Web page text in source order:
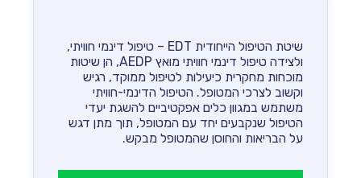
שיטת הטיפול הייחודית EDT – טיפול דינמי חוויתי,
ולצידה טיפול דינמי חוויתי מואץ AEDP
, הן שיטות
מוכחות מחקרית כיעילות לטיפול ממוקד, רגיש
וקשוב לצרכי המטופל. הטיפול הדינמי-חוויתי
משתמש במגוון כלים אפקטיביים להשגת יעדי
הטיפול שנקבעים יחד עם המטופל, תוך מתן דגש
על הבריאות והחוסן שהמטופל מבקש.